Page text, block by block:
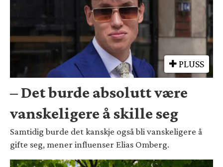
PLUSS
– Det burde absolutt være
vanskeligere å skille seg
Samtidig burde det kanskje også bli vanskeligere å
gifte seg, mener influenser Elias Omberg.